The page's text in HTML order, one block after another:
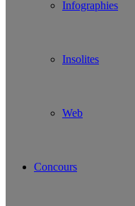
Infographies
Insolites
Web
Concours